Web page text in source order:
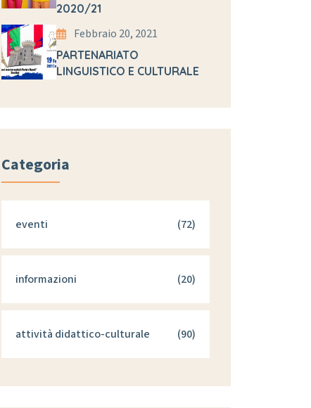
2020/21
Febbraio 20, 2021
PARTENARIATO
LINGUISTICO E CULTURALE
Categoria
eventi (72)
informazioni (20)
attività didattico-culturale (90)